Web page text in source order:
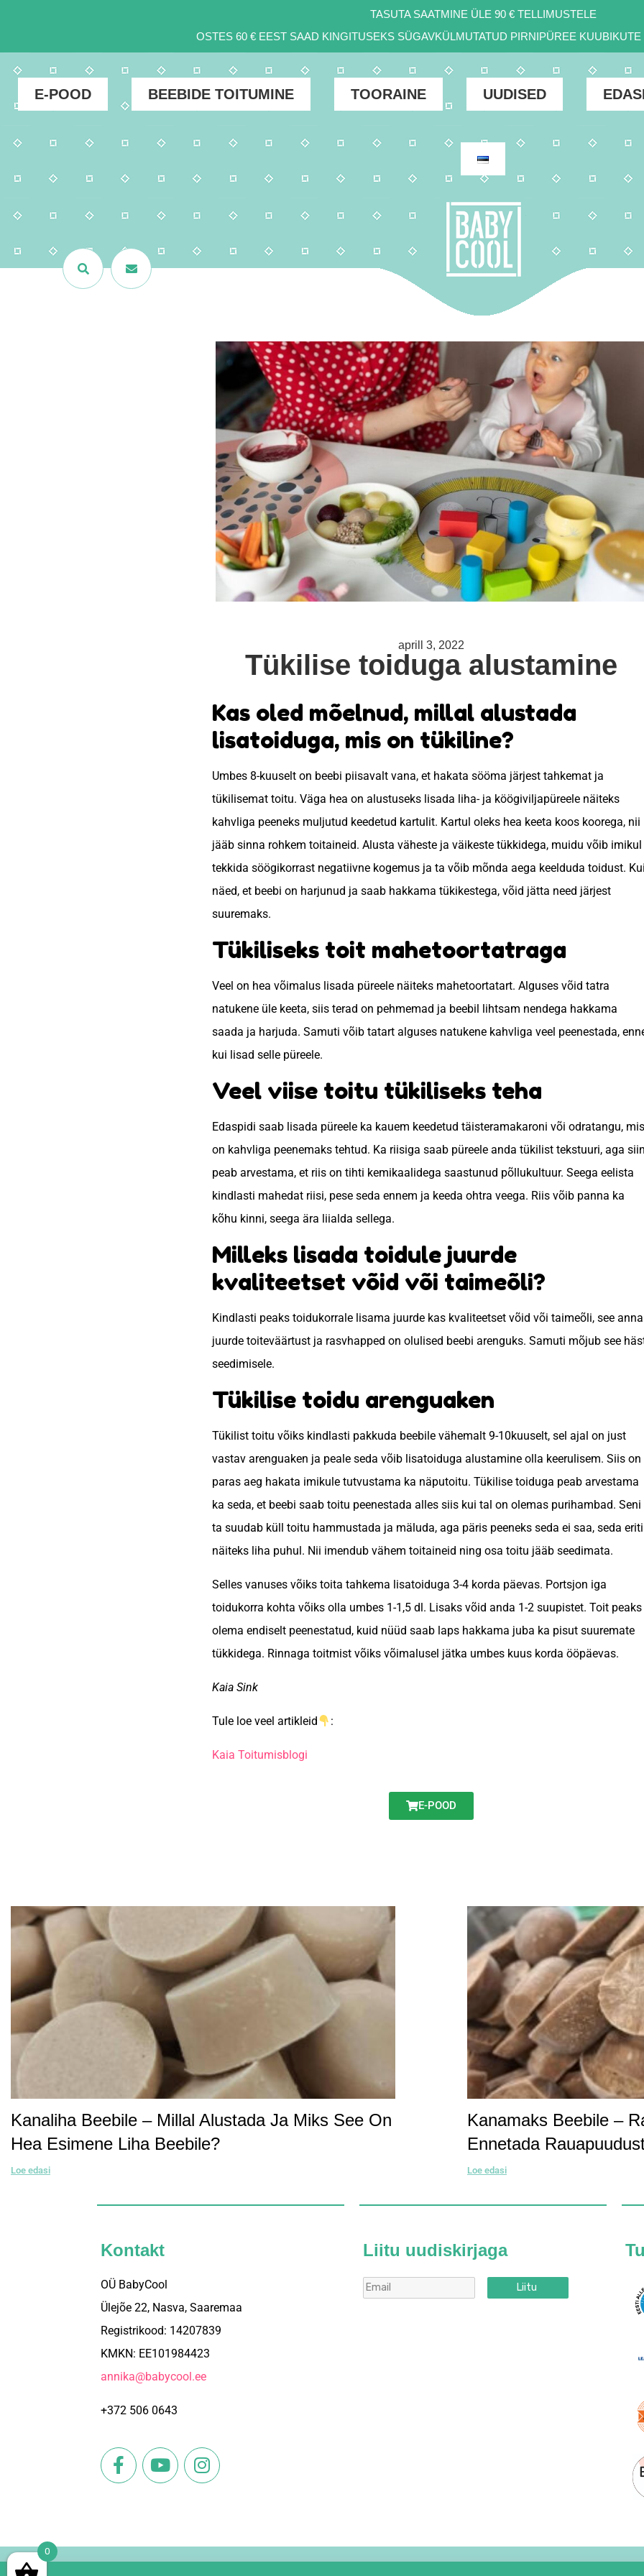
TASUTA SAATMINE ÜLE 90 € TELLIMUSTELE
OSTES 60 € EEST SAAD KINGITUSEKS SÜGAVKÜLMUTATUD PIRNIPÜREE KUUBIKUTE
E-POOD BEEBIDE TOITUMINE TOORAINE UUDISED
aprill 3, 2022
Tükilise toiduga alustamine
Kas oled mõelnud, millal alustada
lisatoiduga, mis on tükiline?
Umbes 8-kuuselt on beebi piisavalt vana, et hakata sööma järjest tahkemat ja
tükilisemat toitu. Väga hea on alustuseks lisada liha- ja köögiviljapüreele näiteks
kahvliga peeneks muljutud keedetud kartulit. Kartul oleks hea keeta koos koorega, nii
jääb sinna rohkem toitaineid. Alusta väheste ja väikeste tükkidega, muidu võib imikul
tekkida söögikorrast negatiivne kogemus ja ta võib mõnda aega keelduda toidust.
näed, et beebi on harjunud ja saab hakkama tükikestega, võid jätta need järjest
suuremaks.
Tükiliseks toit mahetoortatraga
Veel on hea võimalus lisada püreele näiteks mahetoortatart. Alguses võid tatra
natukene üle keeta, siis terad on pehmemad ja beebil lihtsam nendega hakkama
saada ja harjuda. Samuti võib tatart alguses natukene kahvliga veel peenestada,
kui lisad selle püreele.
Veel viise toitu tükiliseks teha
Edaspidi saab lisada püreele ka kauem keedetud täisteramakaroni või odratangu, mis
on kahvliga peenemaks tehtud. Ka riisiga saab püreele anda tükilist tekstuuri, aga
peab arvestama, et riis on tihti kemikaalidega saastunud põllukultuur. Seega eelista
kindlasti mahedat riisi, pese seda ennem ja keeda ohtra veega. Riis võib panna ka
kõhu kinni, seega ära liialda sellega.
Milleks lisada toidule juurde
kvaliteetset võid või taimeõli?
Kindlasti peaks toidukorrale lisama juurde kas kvaliteetset võid või taimeõli, see
juurde toiteväärtust ja rasvhapped on olulised beebi arenguks. Samuti mõjub see
seedimisele.
Tükilise toidu arenguaken
Tükilist toitu võiks kindlasti pakkuda beebile vähemalt 9-10kuuselt, sel ajal on just
vastav arenguaken ja peale seda võib lisatoiduga alustamine olla keerulisem. Siis on
paras aeg hakata imikule tutvustama ka näputoitu. Tükilise toiduga peab arvestama
ka seda, et beebi saab toitu peenestada alles siis kui tal on olemas purihambad. Seni
ta suudab küll toitu hammustada ja mäluda, aga päris peeneks seda ei saa, seda eriti
näiteks liha puhul. Nii imendub vähem toitaineid ning osa toitu jääb seedimata.
Selles vanuses võiks toita tahkema lisatoiduga 3-4 korda päevas. Portsjon iga
toidukorra kohta võiks olla umbes 1-1,5 dl. Lisaks võid anda 1-2 suupistet. Toit peaks
olema endiselt peenestatud, kuid nüüd saab laps hakkama juba ka pisut suuremate
tükkidega. Rinnaga toitmist võiks võimalusel jätka umbes kuus korda ööpäevas.
Kaia Sink
Tule loe veel artikleid :
Kaia Toitumisblogi
E-POOD
Kanaliha Beebile – Millal Alustada Ja Miks See On
Hea Esimene Liha Beebile?
Loe edasi
Kanamaks Beebile –
Ennetada
Loe edasi
Kontakt
OÜ BabyCool
Ülejõe 22, Nasva, Saaremaa
Registrikood: 14207839
KMKN: EE101984423
annika@babycool.ee
+372 506 0643
Liitu uudiskirjaga
Liitu
0
12.15€60,75 €/kg
Lisa korvi
3.09€
Lisa korvi
5.06€25,30 €/kg
Lisa korvi